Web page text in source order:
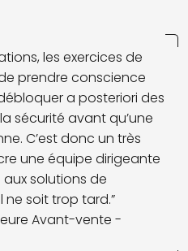
les exercices de
prendre conscience
a posteriori des
sécurité avant qu’une
C’est donc un très
une équipe dirigeante
aux solutions de
ne soit trop tard.”
Avant-vente -